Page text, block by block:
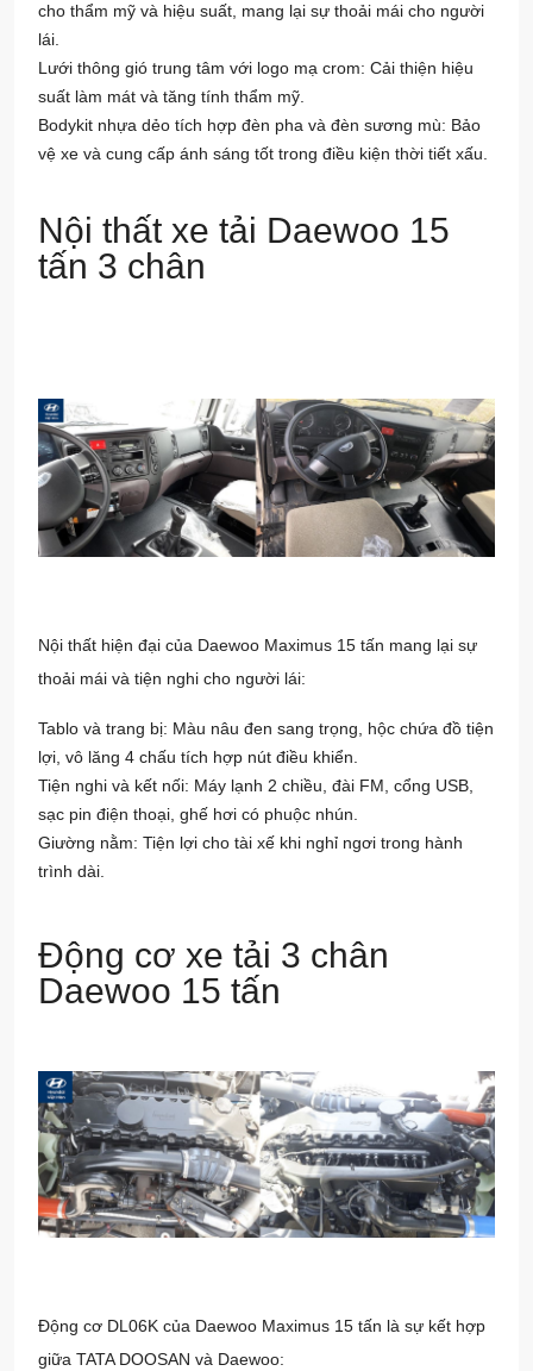
cho thẩm mỹ và hiệu suất, mang lại sự thoải mái cho người
lái.
Lưới thông gió trung tâm với logo mạ crom: Cải thiện hiệu
suất làm mát và tăng tính thẩm mỹ.
Bodykit nhựa dẻo tích hợp đèn pha và đèn sương mù: Bảo
vệ xe và cung cấp ánh sáng tốt trong điều kiện thời tiết xấu.
Nội thất xe tải Daewoo 15
tấn 3 chân
Nội thất hiện đại của Daewoo Maximus 15 tấn mang lại sự
thoải mái và tiện nghi cho người lái:
Tablo và trang bị: Màu nâu đen sang trọng, hộc chứa đồ tiện
lợi, vô lăng 4 chấu tích hợp nút điều khiển.
Tiện nghi và kết nối: Máy lạnh 2 chiều, đài FM, cổng USB,
sạc pin điện thoại, ghế hơi có phuộc nhún.
Giường nằm: Tiện lợi cho tài xế khi nghỉ ngơi trong hành
trình dài.
Động cơ xe tải 3 chân
Daewoo 15 tấn
Động cơ DL06K của Daewoo Maximus 15 tấn là sự kết hợp
giữa TATA DOOSAN và Daewoo: